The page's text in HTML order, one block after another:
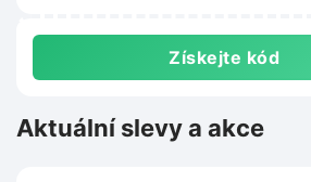
Získejte kód
Aktuální slevy a akce